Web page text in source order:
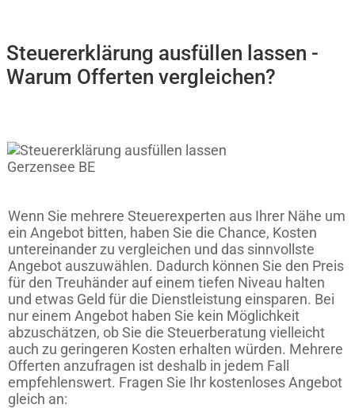
Steuererklärung ausfüllen lassen -
Warum Offerten vergleichen?
Wenn Sie mehrere Steuerexperten aus Ihrer Nähe um
ein Angebot bitten, haben Sie die Chance, Kosten
untereinander zu vergleichen und das sinnvollste
Angebot auszuwählen. Dadurch können Sie den Preis
für den Treuhänder auf einem tiefen Niveau halten
und etwas Geld für die Dienstleistung einsparen. Bei
nur einem Angebot haben Sie kein Möglichkeit
abzuschätzen, ob Sie die Steuerberatung vielleicht
auch zu geringeren Kosten erhalten würden. Mehrere
Offerten anzufragen ist deshalb in jedem Fall
empfehlenswert. Fragen Sie Ihr kostenloses Angebot
gleich an: